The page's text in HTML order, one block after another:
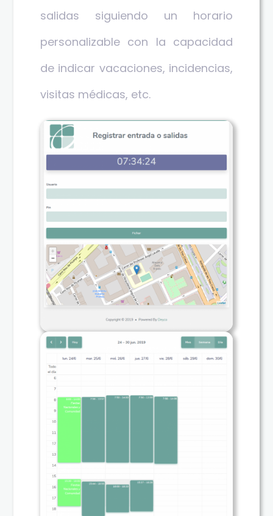
salidas siguiendo un horario
personalizable con la capacidad
de indicar vacaciones, incidencias,
visitas médicas, etc.